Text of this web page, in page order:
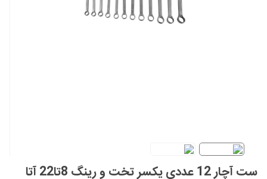
ست آچار 12 عددی یکسر تخت و رینگ 8تا22 آتا